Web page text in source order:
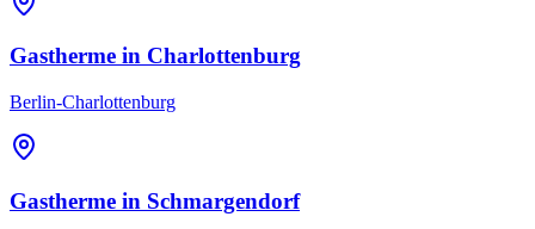
Gastherme in Charlottenburg
Berlin-Charlottenburg
Gastherme in Schmargendorf